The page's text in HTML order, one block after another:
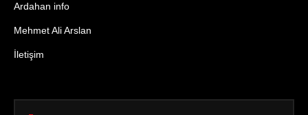
Ardahan info
Mehmet Ali Arslan
İletişim